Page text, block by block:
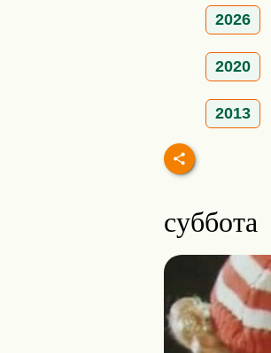
2026
2020
2013
суббота